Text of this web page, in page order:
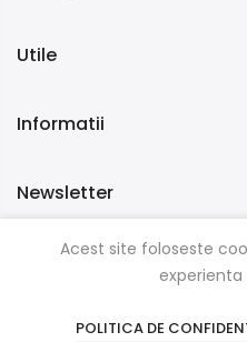
Utile
Informatii
Newsletter
Acest site foloseste
experienta
POLITICA DE